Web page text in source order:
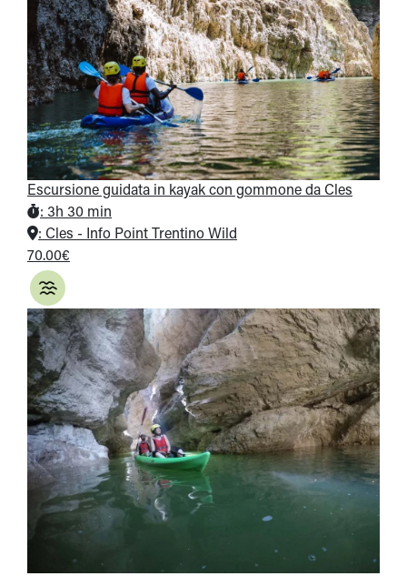
Escursione guidata in kayak con gommone da Cles
: 3h 30 min
: Cles - Info Point Trentino Wild
70.00€